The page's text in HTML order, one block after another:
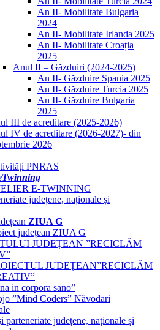
An II- Mobilitate Bulgaria
2024
An II- Mobilitate Irlanda 2025
An II- Mobilitate Croația
2025
Anul II – Găzduiri (2024-2025)
An II- Găzduire Spania 2025
An II- Găzduire Turcia 2025
An II- Găzduire Bulgaria
2025
III de acreditare (2025-2026)
IV de acreditare (2026-2027)- din
2026
PNRAS
E-TWINNING
județene, naționale și
ZIUA G
județean ZIUA G
JUDEȚEAN ”RECICLĂM
JUDEȚEAN”RECICLĂM
in corpora sano”
”Mind Coders” Năvodari
parteneriate județene, naționale și